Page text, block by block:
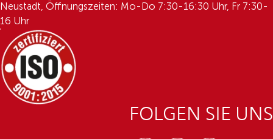
Neustadt, Öffnungszeiten: Mo-Do 7:30-16:30 Uhr, Fr 7:30-
16 Uhr
FOLGEN SIE UNS